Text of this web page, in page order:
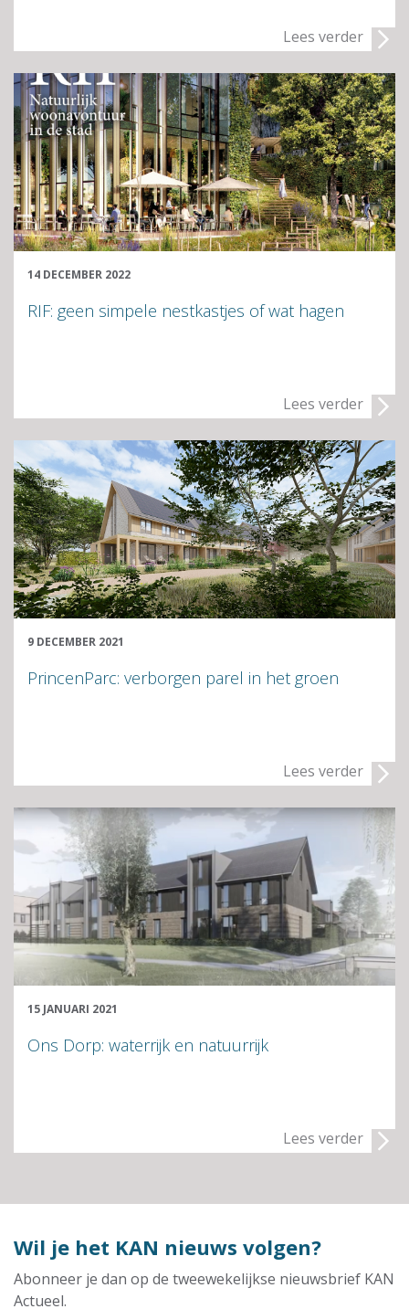
Lees verder
14 DECEMBER 2022
RIF: geen simpele nestkastjes of wat hagen
Lees verder
9 DECEMBER 2021
PrincenParc: verborgen parel in het groen
Lees verder
15 JANUARI 2021
Ons Dorp: waterrijk en natuurrijk
Lees verder
Wil je het KAN nieuws volgen?
Abonneer je dan op de tweewekelijkse nieuwsbrief KAN
Actueel.